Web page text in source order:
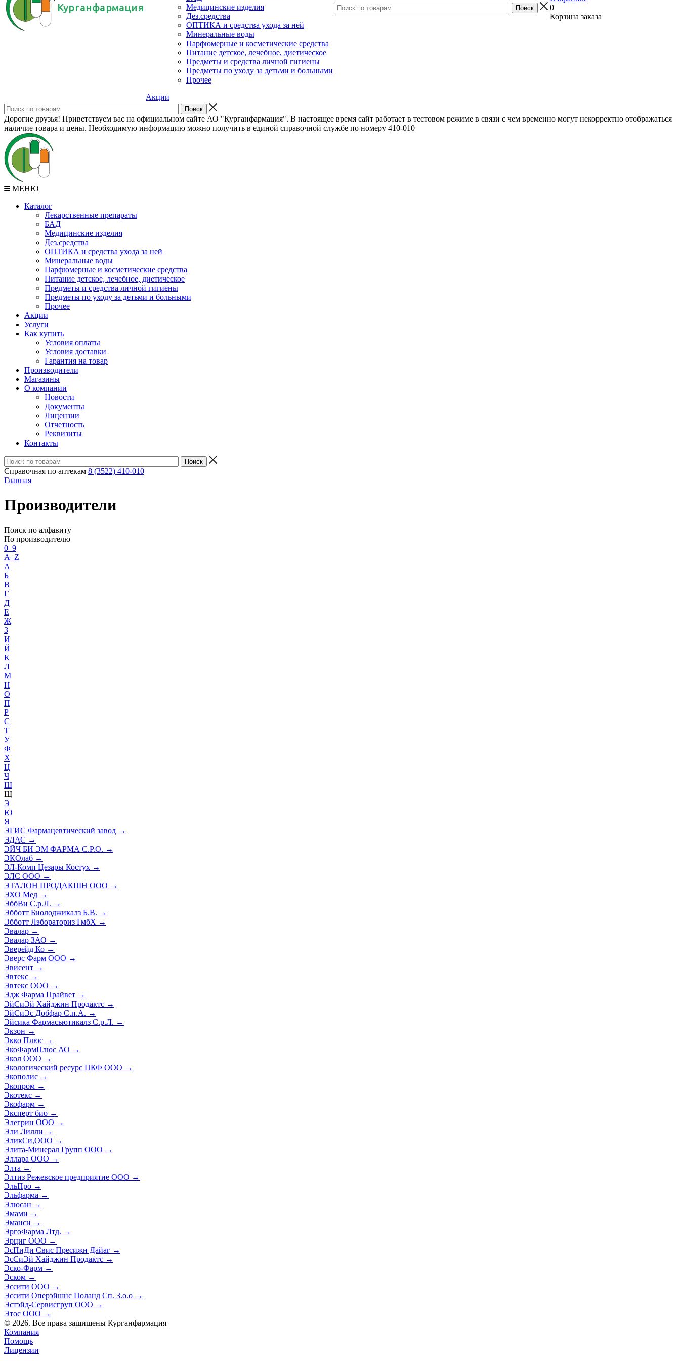
Курганфармация
Медицинские изделия
Дез.средства
ОПТИКА и средства ухода за ней
Минеральные воды
Парфюмерные и косметические средства
Питание детское, лечебное, диетическое
Предметы и средства личной гигиены
Предметы по уходу за детьми и больными
Прочее
Акции
0
Корзина заказа
Дорогие друзья! Приветствуем вас на официальном сайте АО "Курганфармация". В настоящее время сайт работает в тестовом режиме в связи с чем временно могут некорректно отображаться
наличие товара и цены. Необходимую информацию можно получить в единой справочной службе по номеру 410-010
МЕНЮ
Каталог
Лекарственные препараты
БАД
Медицинские изделия
Дез.средства
ОПТИКА и средства ухода за ней
Минеральные воды
Парфюмерные и косметические средства
Питание детское, лечебное, диетическое
Предметы и средства личной гигиены
Предметы по уходу за детьми и больными
Прочее
Акции
Услуги
Как купить
Условия оплаты
Условия доставки
Гарантия на товар
Производители
Магазины
О компании
Новости
Документы
Лицензии
Отчетность
Реквизиты
Контакты
Справочная по аптекам 8 (3522) 410-010
Главная
Производители
Поиск по алфавиту
По производителю
0–9
A–Z
А
Б
В
Г
Д
Е
Ж
З
И
Й
К
Л
М
Н
О
П
Р
С
Т
У
Ф
Х
Ц
Ч
Ш
Щ
Э
Ю
Я
ЭГИС Фармацевтический завод →
ЭДАС →
ЭЙЧ БИ ЭМ ФАРМА С.Р.О. →
ЭКОлаб →
ЭЛ-Комп Цезары Костух →
ЭЛС ООО →
ЭТАЛОН ПРОДАКШН ООО →
ЭХО Мед →
ЭббВи С.р.Л. →
Эбботт Биолоджикалз Б.В. →
Эбботт Лэбораториз ГмбХ →
Эвалар →
Эвалар ЗАО →
Эверейд Ко →
Эверс Фарм ООО →
Эвисент →
Эвтекс →
Эвтекс ООО →
Эдж Фарма Прайвет →
ЭйСиЭй Хайджин Продактс →
ЭйСиЭс Добфар С.п.А. →
Эйсика Фармасьютикалз С.р.Л. →
Экзон →
Экко Плюс →
ЭкоФармПлюс АО →
Экол ООО →
Экологический ресурс ПКФ ООО →
Экополис →
Экопром →
Экотекс →
Экофарм →
Эксперт био →
Элегрин ООО →
Эли Лилли →
ЭликСи,ООО →
Элита-Минерал Групп ООО →
Эллара ООО →
Элта →
Элтиз Режевское предприятие ООО →
ЭльПро →
Эльфарма →
Элюсан →
Эмами →
Эманси →
ЭргоФарма Лтд. →
Эрциг ООО →
ЭсПиДи Свис Пресижн Дайаг →
ЭсСиЭй Хайджин Продактс →
Эско-Фарм →
Эском →
Эссити ООО →
Эссити Оперэйшнс Поланд Сп. З.о.о →
Эстэйд-Сервисгруп ООО →
Этос ООО →
© 2026. Все права защищены Курганфармация
Компания
Помощь
Лицензии